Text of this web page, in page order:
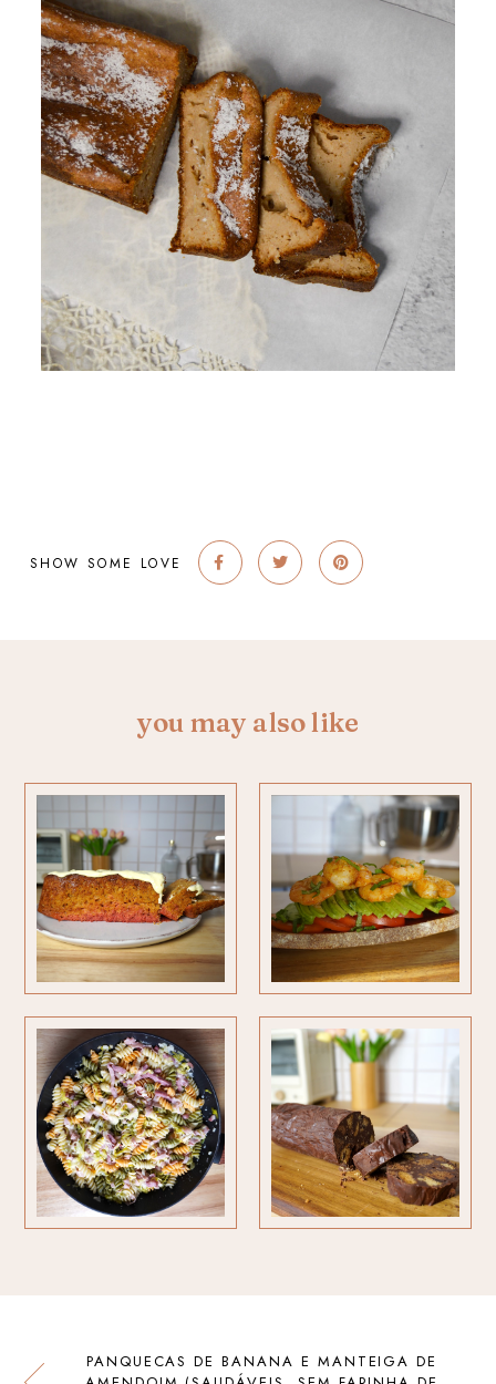
SHOW SOME LOVE
you may also like
PANQUECAS DE BANANA E MANTEIGA DE